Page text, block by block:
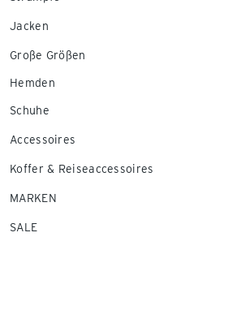
Jacken
Große Größen
Hemden
Schuhe
Accessoires
Koffer & Reiseaccessoires
MARKEN
SALE